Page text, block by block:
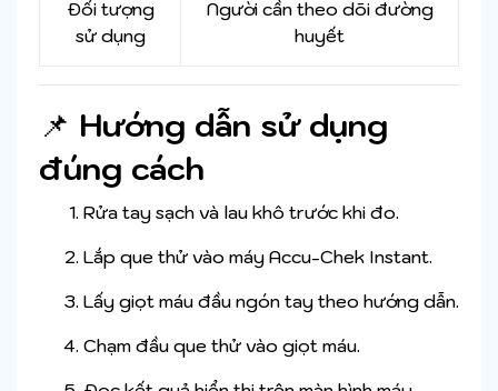
Đối tượng
sử dụng
Người cần theo dõi đường
huyết
📌 Hướng dẫn sử dụng
đúng cách
Rửa tay sạch và lau khô trước khi đo.
Lắp que thử vào máy Accu-Chek Instant.
Lấy giọt máu đầu ngón tay theo hướng dẫn.
Chạm đầu que thử vào giọt máu.